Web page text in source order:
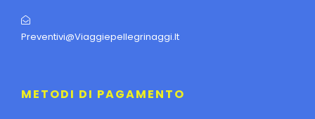
Preventivi@viaggiepellegrinaggi.it
METODI DI PAGAMENTO